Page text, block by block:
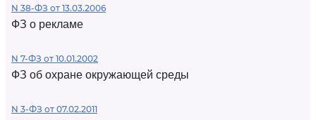
N 38-ФЗ от 13.03.2006
ФЗ о рекламе
N 7-ФЗ от 10.01.2002
ФЗ об охране окружающей среды
N 3-ФЗ от 07.02.2011